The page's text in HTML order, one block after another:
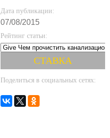
Дата публикации:
07/08/2015
Рейтинг статьи:
Поделиться в социальных сетях: